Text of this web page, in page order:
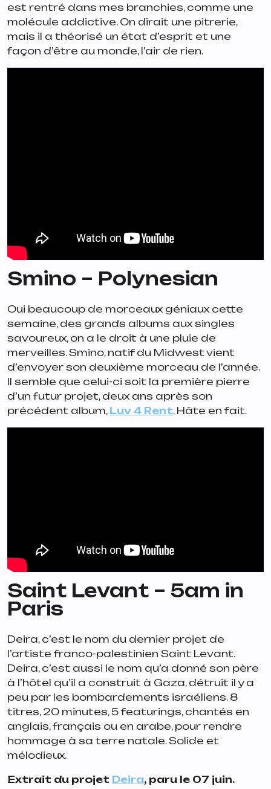
est rentré dans mes branchies, comme une
molécule addictive. On dirait une pitrerie,
mais il a théorisé un état d’esprit et une
façon d’être au monde, l’air de rien.
Smino – Polynesian
Oui beaucoup de morceaux géniaux cette
semaine, des grands albums aux singles
savoureux, on a le droit à une pluie de
merveilles. Smino, natif du Midwest vient
d’envoyer son deuxième morceau de l’année.
Il semble que celui-ci soit la première pierre
d’un futur projet, deux ans après son
précédent album, Luv 4 Rent. Hâte en fait.
Saint Levant – 5am in
Paris
Deira, c’est le nom du dernier projet de
l’artiste franco-palestinien Saint Levant.
Deira, c’est aussi le nom qu’a donné son père
à l’hôtel qu’il a construit à Gaza, détruit il y a
peu par les bombardements israéliens. 8
titres, 20 minutes, 5 featurings, chantés en
anglais, français ou en arabe, pour rendre
hommage à sa terre natale. Solide et
mélodieux.
Extrait du projet Deira, paru le 07 juin.